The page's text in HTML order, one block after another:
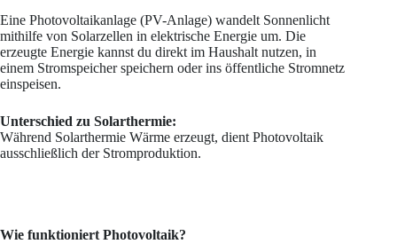
Eine Photovoltaikanlage (PV-Anlage) wandelt Sonnenlicht
mithilfe von Solarzellen in elektrische Energie um. Die
erzeugte Energie kannst du direkt im Haushalt nutzen, in
einem Stromspeicher speichern oder ins öffentliche Stromnetz
einspeisen.
Unterschied zu Solarthermie:
Während Solarthermie Wärme erzeugt, dient Photovoltaik
ausschließlich der Stromproduktion.
Wie funktioniert Photovoltaik?